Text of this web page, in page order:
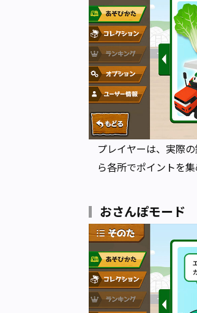
プレイヤーは、実際
ら各所でポイントを
おさんぽモード